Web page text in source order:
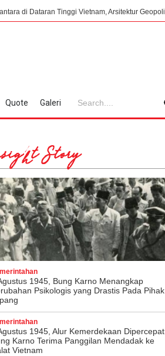
Vietnam, Arsitektur Geopolitik Republik di
Quote Galeri
Story
1945, Bung Karno Menangkap
Psikologis yang Drastis Pada Pihak
1945, Alur Kemerdekaan
Karno Terima Panggilan Mendadak ke
Vietnam